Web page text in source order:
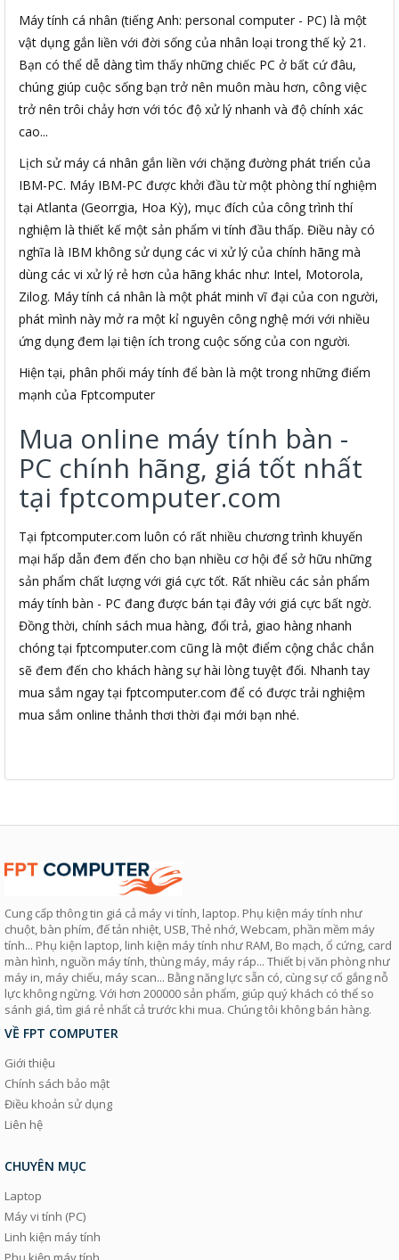
Máy tính cá nhân (tiếng Anh: personal computer - PC) là một
vật dụng gắn liền với đời sống của nhân loại trong thế kỷ 21.
Bạn có thể dễ dàng tìm thấy những chiếc PC ở bất cứ đâu,
chúng giúp cuộc sống bạn trở nên muôn màu hơn, công việc
trở nên trôi chảy hơn với tóc độ xử lý nhanh và độ chính xác
cao...
Lịch sử máy cá nhân gắn liền với chặng đường phát triển của
IBM-PC. Máy IBM-PC được khởi đầu từ một phòng thí nghiệm
tại Atlanta (Georrgia, Hoa Kỳ), mục đích của công trình thí
nghiệm là thiết kế một sản phẩm vi tính đầu thấp. Điều này có
nghĩa là IBM không sử dụng các vi xử lý của chính hãng mà
dùng các vi xử lý rẻ hơn của hãng khác như: Intel, Motorola,
Zilog. Máy tính cá nhân là một phát minh vĩ đại của con người,
phát mình này mở ra một kỉ nguyên công nghệ mới với nhiều
ứng dụng đem lại tiện ích trong cuộc sống của con người.
Hiện tại, phân phối máy tính để bàn là một trong những điểm
mạnh của Fptcomputer
Mua online máy tính bàn -
PC chính hãng, giá tốt nhất
tại fptcomputer.com
Tại fptcomputer.com luôn có rất nhiều chương trình khuyến
mại hấp dẫn đem đến cho bạn nhiều cơ hội để sở hữu những
sản phẩm chất lượng với giá cực tốt. Rất nhiều các sản phẩm
máy tính bàn - PC đang được bán tại đây với giá cực bất ngờ.
Đồng thời, chính sách mua hàng, đổi trả, giao hàng nhanh
chóng tại fptcomputer.com cũng là một điểm cộng chắc chắn
sẽ đem đến cho khách hàng sự hài lòng tuyệt đối. Nhanh tay
mua sắm ngay tại fptcomputer.com để có được trải nghiệm
mua sắm online thảnh thơi thời đại mới bạn nhé.
Cung cấp thông tin giá cả máy vi tính, laptop. Phụ kiện máy tính như
chuột, bàn phím, đế tản nhiệt, USB, Thẻ nhớ, Webcam, phần mềm máy
tính... Phụ kiện laptop, linh kiện máy tính như RAM, Bo mạch, ổ cứng, card
màn hình, nguồn máy tính, thùng máy, máy ráp... Thiết bị văn phòng như
máy in, máy chiếu, máy scan... Bằng năng lực sẵn có, cùng sự cố gắng nỗ
lực không ngừng. Với hơn 200000 sản phẩm, giúp quý khách có thể so
sánh giá, tìm giá rẻ nhất cả trước khi mua. Chúng tôi không bán hàng.
VỀ FPT COMPUTER
Giới thiệu
Chính sách bảo mật
Điều khoản sử dụng
Liên hệ
CHUYÊN MỤC
Laptop
Máy vi tính (PC)
Linh kiện máy tính